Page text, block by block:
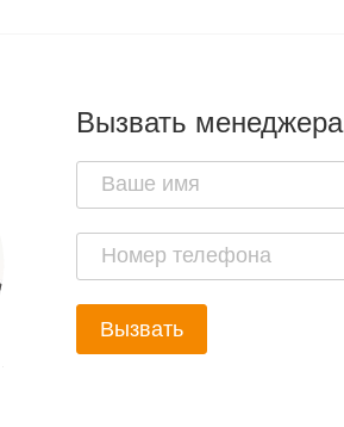
Вызвать менеджера
Вызвать